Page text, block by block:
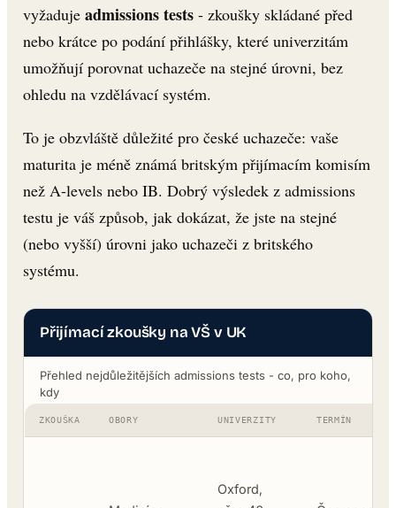
vyžaduje admissions tests - zkoušky skládané před
nebo krátce po podání přihlášky, které univerzitám
umožňují porovnat uchazeče na stejné úrovni, bez
ohledu na vzdělávací systém.
To je obzvláště důležité pro české uchazeče: vaše
maturita je méně známá britským přijímacím komisím
než A-levels nebo IB. Dobrý výsledek z admissions
testu je váš způsob, jak dokázat, že jste na stejné
(nebo vyšší) úrovni jako uchazeči z britského
systému.
Přijímací zkoušky na VŠ v UK
Přehled nejdůležitějších admissions tests - co, pro koho,
kdy
ZKOUŠKA OBORY UNIVERZITY TERMÍN
Oxford,